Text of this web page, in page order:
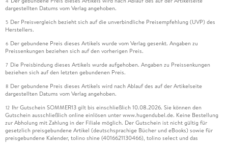
dargestellten Datums vom Verlag angehoben.
5 Der Preisvergleich bezieht sich auf die unverbindliche Preisempfehlung (UVP) des
Herstellers.
6 Der gebundene Preis dieses Artikels wurde vom Verlag gesenkt. Angaben zu
Preissenkungen beziehen sich auf den vorherigen Preis.
7 Die Preisbindung dieses Artikels wurde aufgehoben. Angaben zu Preissenkungen
beziehen sich auf den letzten gebundenen Preis.
8 Der gebundene Preis dieses Artikels wird nach Ablauf des auf der Artikelseite
dargestellten Datums vom Verlag angehoben.
12 Ihr Gutschein SOMMER13 gilt bis einschließlich 10.08.2026. Sie können den
Gutschein ausschließlich online einlösen unter www.hugendubel.de. Keine Bestellung
zur Abholung mit Zahlung in der Filiale möglich. Der Gutschein ist nicht gültig für
gesetzlich preisgebundene Artikel (deutschsprachige Bücher und eBooks) sowie für
preisgebundene Kalender, tolino shine (4016621130466), tolino select und das